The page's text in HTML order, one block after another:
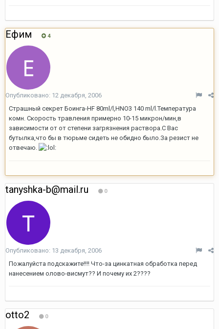
Ефим 4
Опубликовано: 12 декабря, 2006
Страшный секрет Боинга-HF 80ml/l,HNO3 140 ml/l.Температура
комн. Скорость травления примерно 10-15 микрон/мин,в
зависимости от от степени загрязнения раствора.С Вас
бутылка,что бы в тюрьме сидеть не обидно было.За резист не
отвечаю.
tanyshka-b@mail.ru 0
Опубликовано: 13 декабря, 2006
Пожалуйста подскажите!!!! Что-за цинкатная обработка перед
нанесением олово-висмут?? И почему их 2????
otto2 0